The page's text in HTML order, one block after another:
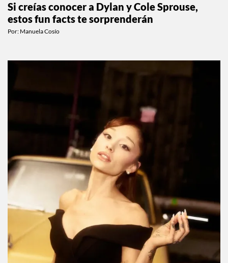
Si creías conocer a Dylan y Cole Sprouse,
estos fun facts te sorprenderán
Por: Manuela Cosío